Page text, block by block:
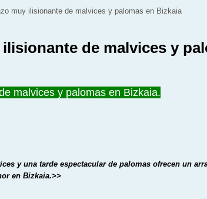
muy ilisionante de malvices y palomas en Bizkaia
de malvices y
malvices y palomas en Bizkaia.
y una tarde espectacular de palomas ofrecen un
en Bizkaia.>>